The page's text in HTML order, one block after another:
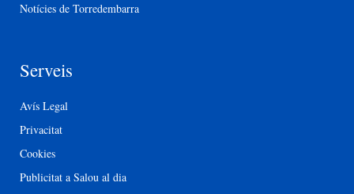
Notícies de Torredembarra
Serveis
Avís Legal
Privacitat
Cookies
Publicitat a Salou al dia